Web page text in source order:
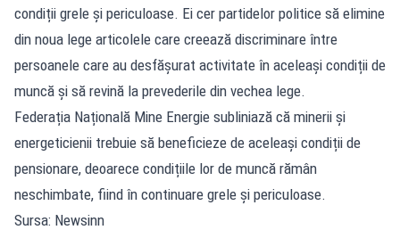
condiții grele și periculoase. Ei cer partidelor politice să elimine
din noua lege articolele care creează discriminare între
persoanele care au desfășurat activitate în aceleași condiții de
muncă și să revină la prevederile din vechea lege.
Federația Națională Mine Energie subliniază că minerii și
energeticienii trebuie să beneficieze de aceleași condiții de
pensionare, deoarece condițiile lor de muncă rămân
neschimbate, fiind în continuare grele și periculoase.
Sursa: Newsinn